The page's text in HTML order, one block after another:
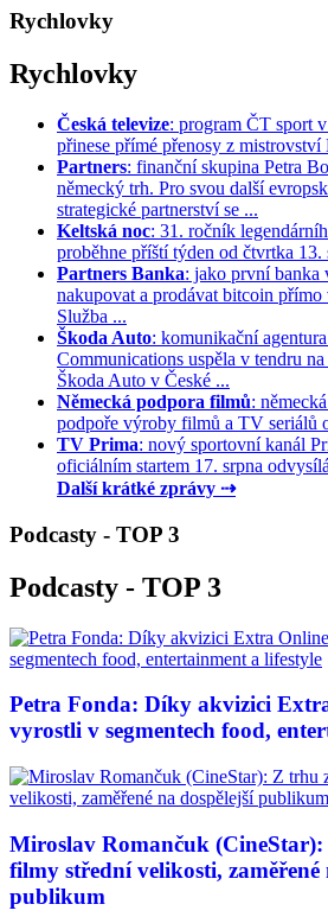
Rychlovky
Rychlovky
Česká televize: program ČT sport
přinese přímé přenosy z
Partners: finanční skupina Petra
německý trh. Pro svou další
strategické partnerství se ...
Keltská noc: 31. ročník
proběhne příští týden od čtvrtka 13.
Partners Banka: jako první banka
nakupovat a prodávat bitcoin
Služba ...
Škoda Auto: komunikační
Communications uspěla v tendru
Škoda Auto v České ...
Německá podpora filmů:
podpoře výroby filmů a TV seriálů
TV Prima: nový sportovní kanál
oficiálním startem 17. srpna
Další krátké zprávy ⇢
Podcasty - TOP 3
Podcasty - TOP 3
Petra Fonda: Díky akvizici
vyrostli v segmentech food,
Miroslav Romančuk
filmy střední velikosti, zaměřené
publikum